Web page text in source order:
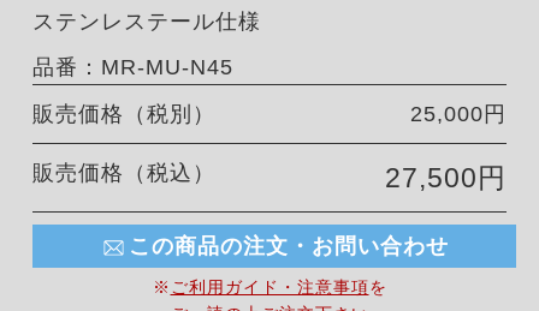
ステンレステール仕様
品番：MR-MU-N45
販売価格（税別）
25,000円
販売価格（税込） 27,500円
この商品の注文・お問い合わせ
※ ご利用ガイド・注意事項を